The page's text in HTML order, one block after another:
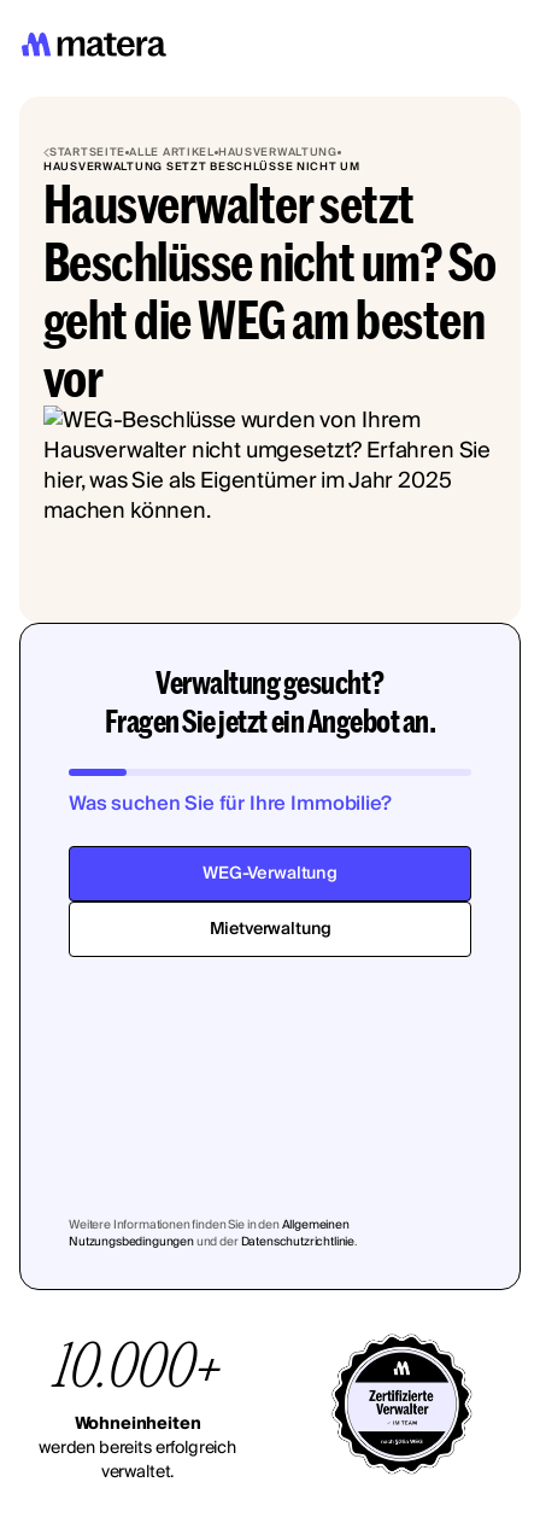
STARTSEITEALLE ARTIKELHAUSVERWALTUNG
HAUSVERWALTUNG SETZT BESCHLÜSSE NICHT UM
Hausverwalter setzt
Beschlüsse nicht um? So
geht die WEG am besten
vor
Verwaltung gesucht?
Fragen Sie jetzt ein Angebot an.
Was suchen Sie für Ihre Immobilie?
WEG-Verwaltung
Mietverwaltung
Weitere Informationen finden Sie in denAllgemeinen
Nutzungsbedingungenund derDatenschutzrichtlinie.
10.000+
Wohneinheiten
werden bereits erfolgreich
verwaltet.